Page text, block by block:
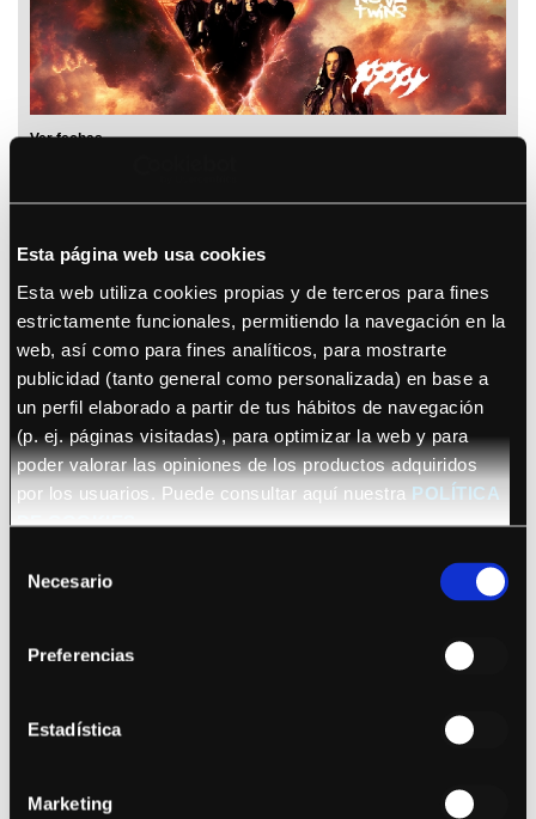
Esta página web usa cookies
Esta web utiliza cookies propias y de terceros para fines
estrictamente funcionales, permitiendo la navegación en la
web, así como para fines analíticos, para mostrarte
publicidad (tanto general como personalizada) en base a
un perfil elaborado a partir de tus hábitos de navegación
(p. ej. páginas visitadas), para optimizar la web y para
poder valorar las opiniones de los productos adquiridos
por los usuarios. Puede consultar aquí nuestra POLÍTICA
DE COOKIES
Necesario
Preferencias
Estadística
Marketing
Ver fechas
22 octubre 2026 (Barcelona)
Sananda Maitreya
Bryan Adams